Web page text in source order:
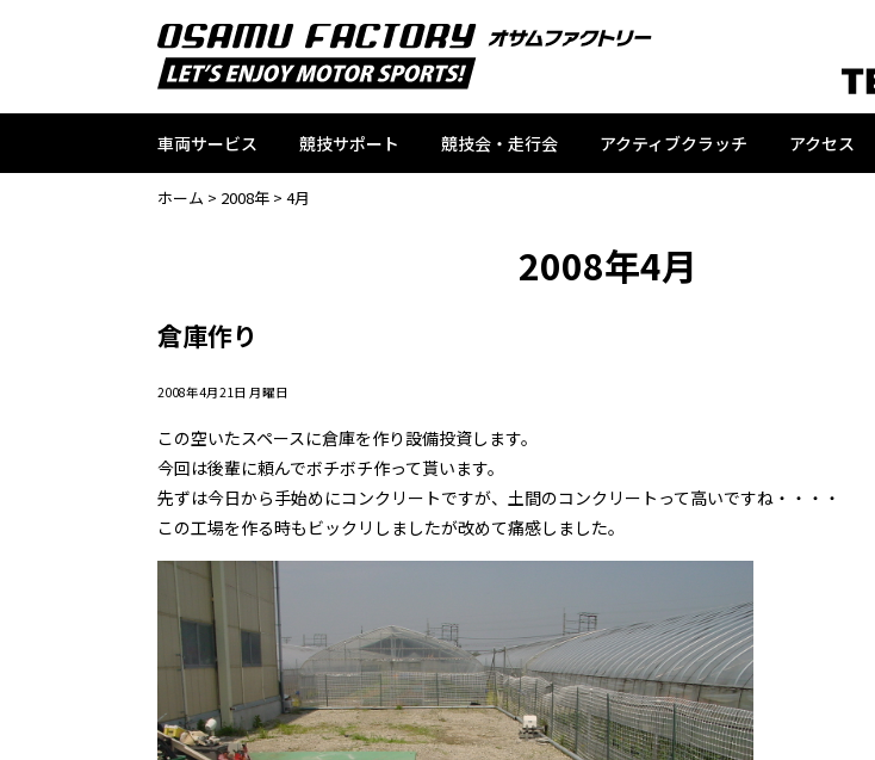
車両サービス 競技サポート 競技会・走行会 アクティブクラッチ アクセス
ホーム > 2008年 > 4月
2008年4月
倉庫作り
2008年4月21日 月曜日
この空いたスペースに倉庫を作り設備投資します。
今回は後輩に頼んでボチボチ作って貰います。
先ずは今日から手始めにコンクリートですが、土間のコンクリートって高いですね・・・・
この工場を作る時もビックリしましたが改めて痛感しました。